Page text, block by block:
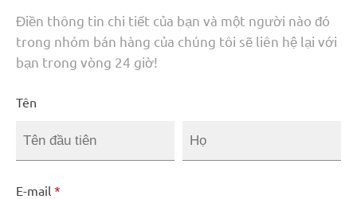
Điền thông tin chi tiết của bạn và một người nào đó
trong nhóm bán hàng của chúng tôi sẽ liên hệ lại với
bạn trong vòng 24 giờ!
Tên
E-mail *